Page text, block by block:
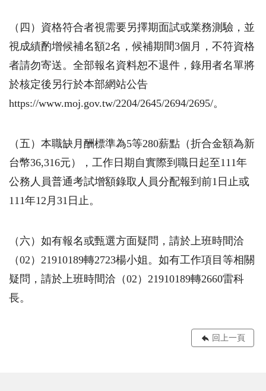
（四）資格符合者視需要另擇期面試或業務測驗，並
視成績酌增候補名額2名，候補期間3個月，不符資格
者請勿寄送。全部報名資料恕不退件，錄用者名單將
於核定後另行於本部網站公告
https://www.moj.gov.tw/2204/2645/2694/2695/。
（五）本職缺月酬標準為5等280薪點（折合金額為新
台幣36,316元），工作日期自實際到職日起至111年
公務人員普通考試增額錄取人員分配報到前1 日止或
111年12 月 31 日止。
（六）如有報名或甄選方面疑問，請於上班時間洽
（02 ） 21910189轉2723楊小姐。如有工作項目等相關
疑問，請於上班時間洽（02 ） 21910189轉2660雷科
長。
回上一頁